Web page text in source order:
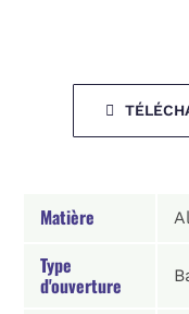
Matière
Type
d'ouverture